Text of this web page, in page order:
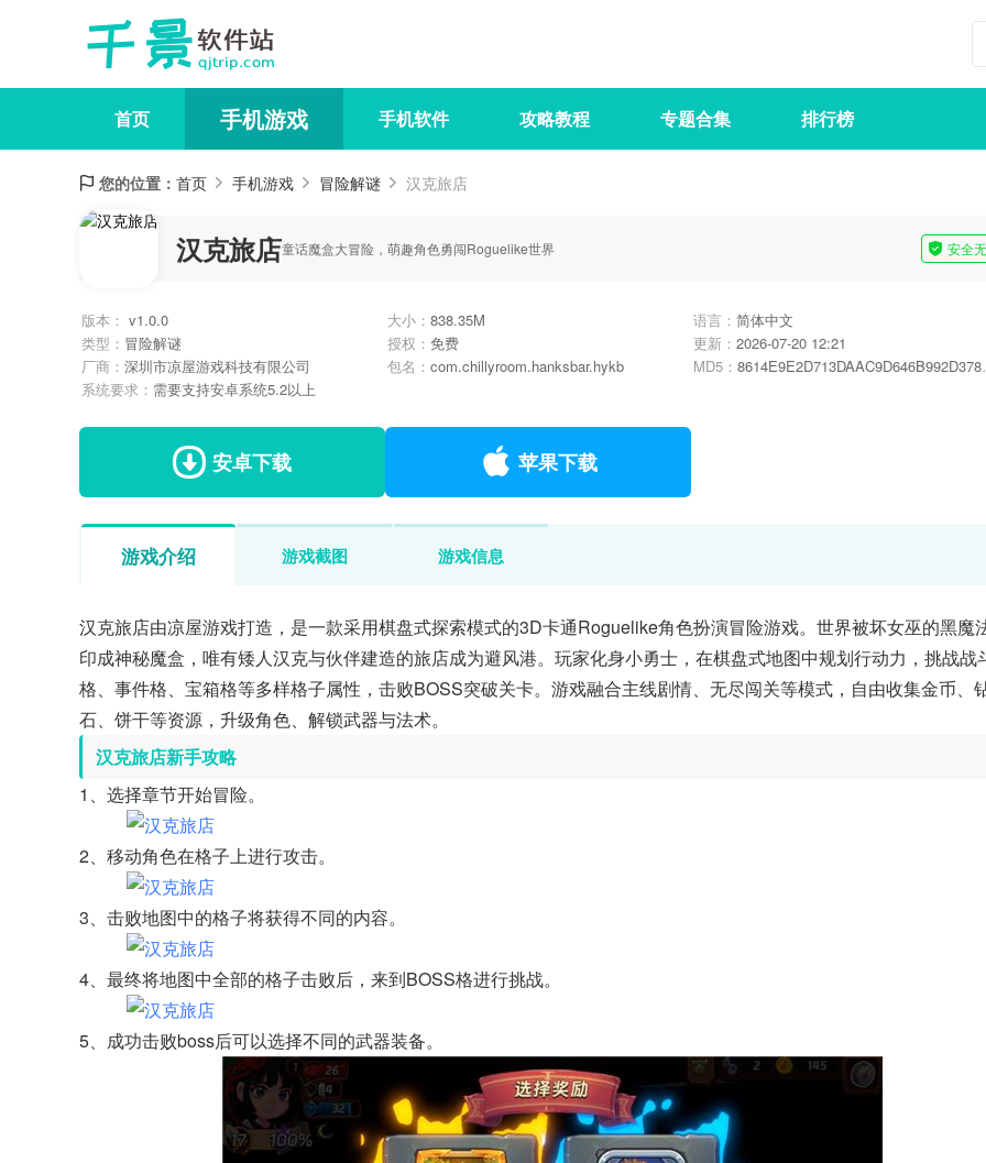
首页 手机游戏 手机软件 攻略教程 专题合集 排行榜
您的位置： 首页 手机游戏 冒险解谜 汉克旅店
汉克旅店童话魔盒大冒险，萌趣角色勇闯Roguelike世界 安全
版本： v1.0.0 大小： 838.35M 语言： 简体中文
类型： 冒险解谜 授权： 免费 更新： 2026-07-20 12:21
厂商： 深圳市凉屋游戏科技有限公司 包名： com.chillyroom.hanksbar.hykb MD5： 8614E9E2D713DAAC9D646B992D378D83
系统要求： 需要支持安卓系统5.2以上
安卓下载 苹果下载
游戏介绍 游戏截图 游戏信息
汉克旅店由凉屋游戏打造，是一款采用棋盘式探索模式的3D卡通Roguelike角色扮演冒险游戏。世界被坏女巫的黑魔
印成神秘魔盒，唯有矮人汉克与伙伴建造的旅店成为避风港。玩家化身小勇士，在棋盘式地图中规划行动力，挑战战
格、事件格、宝箱格等多样格子属性，击败BOSS突破关卡。游戏融合主线剧情、无尽闯关等模式，自由收集金币、
石、饼干等资源，升级角色、解锁武器与法术。
汉克旅店新手攻略
1、选择章节开始冒险。
2、移动角色在格子上进行攻击。
3、击败地图中的格子将获得不同的内容。
4、最终将地图中全部的格子击败后，来到BOSS格进行挑战。
5、成功击败boss后可以选择不同的武器装备。